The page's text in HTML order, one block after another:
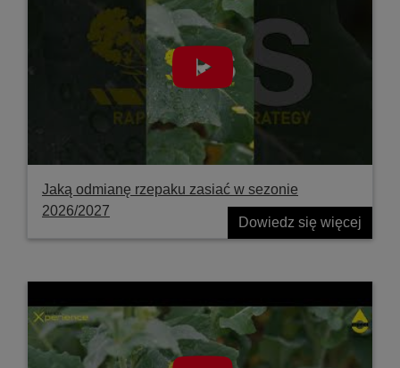
Jaką odmianę rzepaku zasiać w sezonie
2026/2027
Dowiedz się więcej